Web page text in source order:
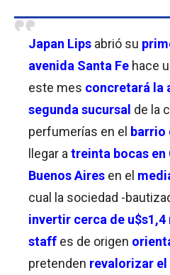
Japan Lips abrió su
avenida Santa Fe hace
este mes concretará la
segunda sucursal de la
perfumerías en el barrio
llegar a treinta bocas en
Buenos Aires en el
cual la sociedad -
invertir cerca de u$s1,4
staff es de origen
pretenden revalorizar el